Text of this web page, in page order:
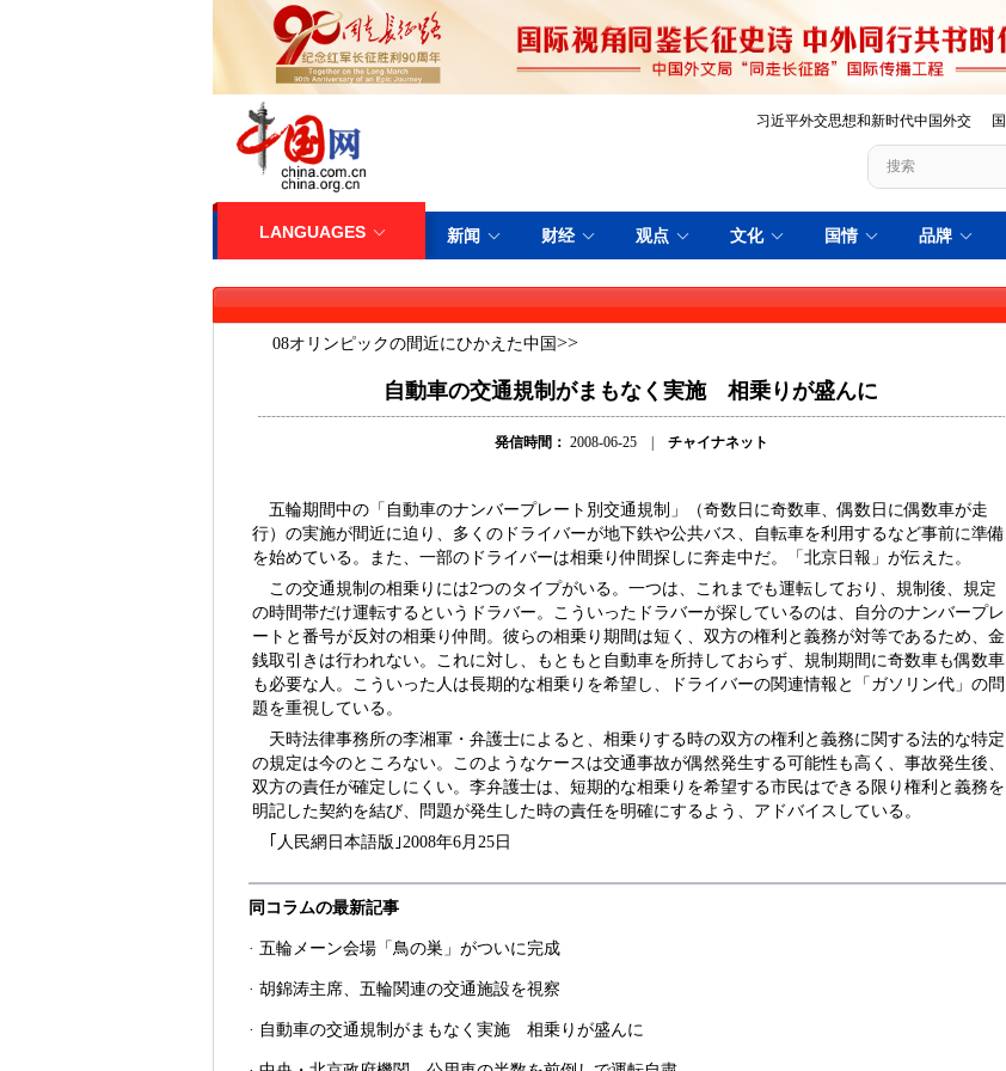
08オリンピックの間近にひかえた中国 >>
自動車の交通規制がまもなく実施 相乗りが盛んに
発信時間： 2008-06-25 | チャイナネット
五輪期間中の「自動車のナンバープレート別交通規制」（奇数日に奇数車、偶数日に偶数車が走
行）の実施が間近に迫り、多くのドライバーが地下鉄や公共バス、自転車を利用するなど事前に準備
を始めている。また、一部のドライバーは相乗り仲間探しに奔走中だ。「北京日報」が伝えた。
この交通規制の相乗りには2つのタイプがいる。一つは、これまでも運転しており、規制後、規定
の時間帯だけ運転するというドラバー。こういったドラバーが探しているのは、自分のナンバープレ
ートと番号が反対の相乗り仲間。彼らの相乗り期間は短く、双方の権利と義務が対等であるため、金
銭取引きは行われない。これに対し、もともと自動車を所持しておらず、規制期間に奇数車も偶数車
も必要な人。こういった人は長期的な相乗りを希望し、ドライバーの関連情報と「ガソリン代」の問
題を重視している。
天時法律事務所の李湘軍・弁護士によると、相乗りする時の双方の権利と義務に関する法的な特定
の規定は今のところない。このようなケースは交通事故が偶然発生する可能性も高く、事故発生後、
双方の責任が確定しにくい。李弁護士は、短期的な相乗りを希望する市民はできる限り権利と義務を
明記した契約を結び、問題が発生した時の責任を明確にするよう、アドバイスしている。
｢人民網日本語版｣2008年6月25日
同コラムの最新記事
· 五輪メーン会場「鳥の巣」がついに完成
· 胡錦涛主席、五輪関連の交通施設を視察
· 自動車の交通規制がまもなく実施 相乗りが盛んに